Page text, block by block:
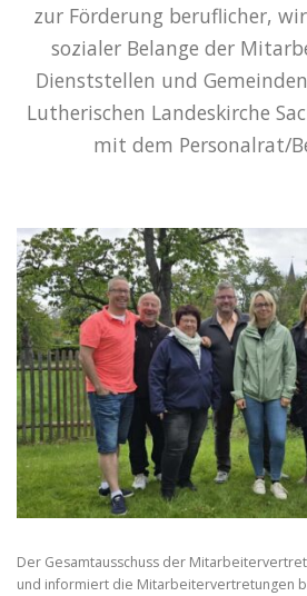
zur Förderung beruflicher,
sozialer Belange der
Dienststellen und
Lutherischen Landeskirche
mit dem Personalrat/
Der Gesamtausschuss der
und informiert die Mitarbeitervertretungen